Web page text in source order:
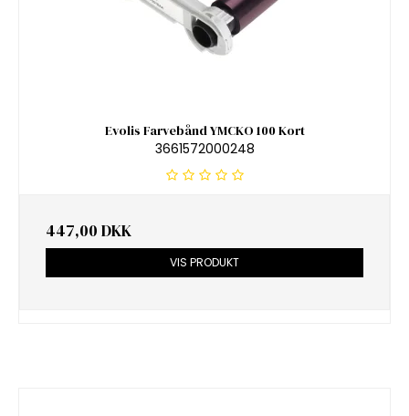
Evolis Farvebånd YMCKO 100 Kort
3661572000248
447,00 DKK
VIS PRODUKT